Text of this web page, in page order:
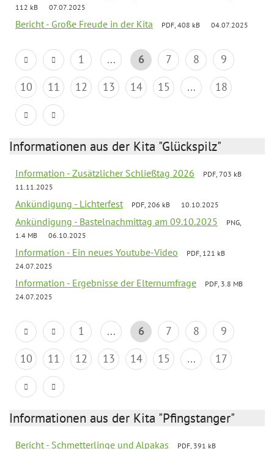
112 kB
07.07.2025
Bericht - Große Freude in der Kita PDF, 408 kB 04.07.2025
1 ... 6 7 8
9
10
11 12 13 14 15 ... 18
Informationen aus der Kita "Glückspilz"
Information - Zusätzlicher Schließtag 2026
PDF, 703 kB
11.11.2025
Ankündigung - Lichterfest PDF, 206 kB 10.10.2025
Ankündigung - Bastelnachmittag am 09.10.2025
PNG,
1.4 MB
06.10.2025
Information - Ein neues Youtube-Video
PDF, 121 kB
24.07.2025
Information - Ergebnisse der Elternumfrage
PDF, 3.8 MB
24.07.2025
1 ... 6 7 8
9
10
11 12 13 14 15 ... 17
Informationen aus der Kita "Pfingstanger"
Bericht - Schmetterlinge und Alpakas
PDF, 391 kB